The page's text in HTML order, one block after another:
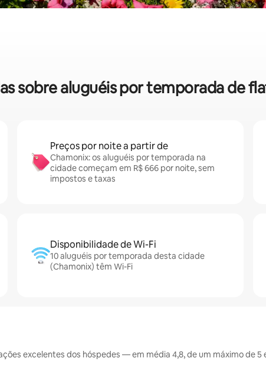
sobre aluguéis por temporada de
Preços por noite a partir de
Chamonix: os aluguéis por temporada na
cidade começam em R$ 666 por noite, sem
impostos e taxas
Disponibilidade de Wi-Fi
10 aluguéis por temporada desta cidade
(Chamonix) têm Wi-Fi
excelentes dos hóspedes — em média 4,8, de um máximo de 5